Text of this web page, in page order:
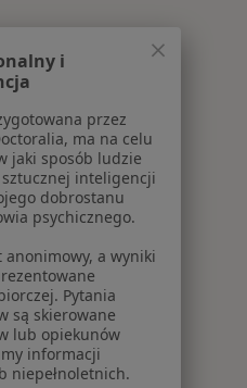
W pobliżu Środy
Wielkopolskiej
Wielkopolskiej
Najczęście leczone
i
przez
ma na celu
jaki sposób ludzie
inteligencji
dobrostanu
psychicznego.
anonimowy, a wyniki
Pytania
są skierowane
lub opiekunów
informacji
niepełnoletnich.